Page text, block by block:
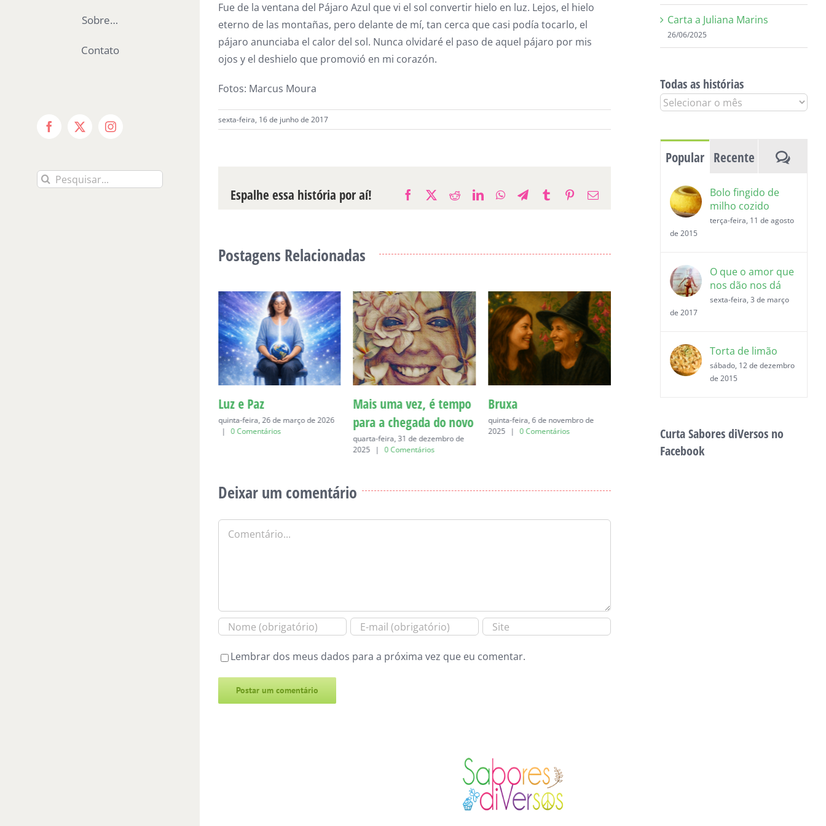
Sobre…
Contato
Facebook
X Instagram
Buscar
Fue de la ventana del Pájaro Azul que vi el sol convertir hielo en luz. Lejos, el hielo
eterno de las montañas, pero delante de mí, tan cerca que casi podía tocarlo, el
pájaro anunciaba el calor del sol. Nunca olvidaré el paso de aquel pájaro por mis
ojos y el deshielo que promovió en mi corazón.
Fotos: Marcus Moura
sexta-feira, 16 de junho de 2017
Espalhe essa história por aí! Facebook RedditLinkedInWhatsAppTelegram
TumblrPinterest
E-
Postagens Relacionadas
Luz e Paz
quinta-feira, 26 de março de 2026
| 0 Comentários
Mais uma vez, é tempo
para a chegada do novo
quarta-feira, 31 de dezembro de
2025
| 0 Comentários
Bruxa
quinta-feira, 6 de novembro de
2025
| 0 Comentários 0 Comentários
Deixar um comentário
Comentário
Lembrar dos meus dados para a próxima vez que eu comentar.
Carta a Juliana Marins
26/06/2025
Todas as histórias
Todas
Popular Recente
Bolo fingido de
milho cozido
terça-feira, 11 de agosto
de 2015
O que o amor que
nos dão nos dá
sexta-feira, 3 de março
de 2017
Torta de limão
sábado, 12 de dezembro
de 2015
Curta Sabores diVersos no
Facebook